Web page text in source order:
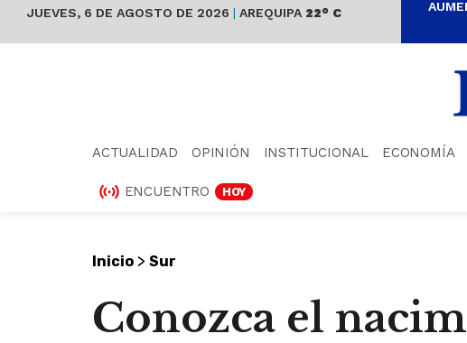
JUEVES, 6 DE AGOSTO DE 2026 | AREQUIPA 22° C
ACTUALIDAD OPINIÓN INSTITUCIONAL ECONOMÍA
ENCUENTRO HOY
Inicio > Sur
Conozca el